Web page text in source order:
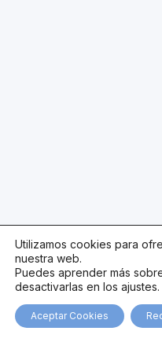
Utilizamos cookies para
nuestra web.
Puedes aprender más
desactivarlas en los ajustes.
Aceptar Cookies